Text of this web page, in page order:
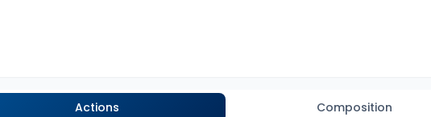
Actions Composition